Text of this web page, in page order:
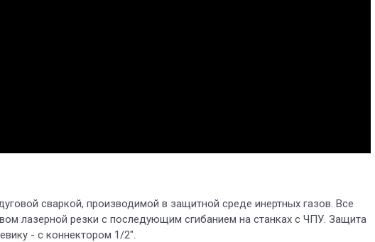
сваркой, производимой в защитной среде инертных газов. Все
лазерной резки с последующим сгибанием на станках с ЧПУ. Защита
- с коннектором 1/2".